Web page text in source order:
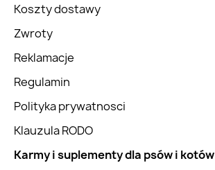
Koszty dostawy
Zwroty
Reklamacje
Regulamin
Polityka prywatnosci
Klauzula RODO
Karmy i suplementy dla psów i kotów